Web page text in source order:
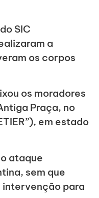
SIC
a
os corpos
os moradores
Praça, no
em estado
ataque
sem que
intervenção para